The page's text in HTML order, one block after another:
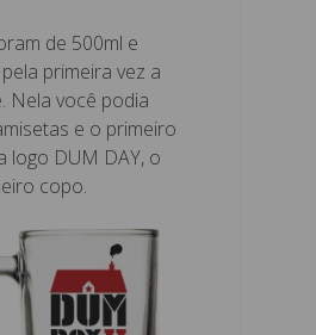
de 500ml e
primeira vez a
Nela você podia
e o primeiro
logo DUM DAY, o
copo.